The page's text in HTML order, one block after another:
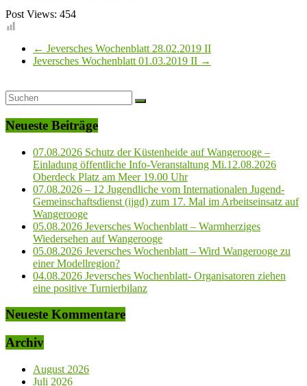
Post Views: 454
← Jeversches Wochenblatt 28.02.2019 II
Jeversches Wochenblatt 01.03.2019 II →
Neueste Beiträge
07.08.2026 Schutz der Küstenheide auf Wangerooge –
Einladung öffentliche Info-Veranstaltung Mi.12.08.2026
Oberdeck Platz am Meer 19.00 Uhr
07.08.2026 – 12 Jugendliche vom Internationalen Jugend-
Gemeinschaftsdienst (ijgd) zum 17. Mal im Arbeitseinsatz auf
Wangerooge
05.08.2026 Jeversches Wochenblatt – Warmherziges
Wiedersehen auf Wangerooge
05.08.2026 Jeversches Wochenblatt – Wird Wangerooge zu
einer Modellregion?
04.08.2026 Jeversches Wochenblatt- Organisatoren ziehen
eine positive Turnierbilanz
Neueste Kommentare
Archiv
August 2026
Juli 2026